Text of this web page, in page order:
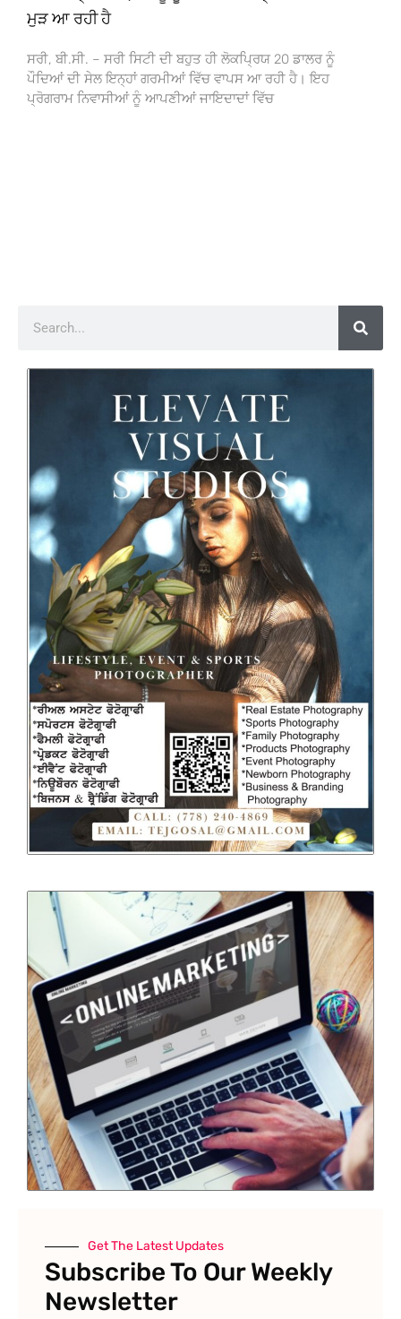
ਮੁੜ ਆ ਰਹੀ ਹੈ
ਸਰੀ, ਬੀ.ਸੀ. – ਸਰੀ ਸਿਟੀ ਦੀ ਬਹੁਤ ਹੀ ਲੋਕਪ੍ਰਿਯ 20 ਡਾਲਰ ਨੂੰ
ਪੌਦਿਆਂ ਦੀ ਸੇਲ ਇਨ੍ਹਾਂ ਗਰਮੀਆਂ ਵਿੱਚ ਵਾਪਸ ਆ ਰਹੀ ਹੈ। ਇਹ
ਪ੍ਰੋਗਰਾਮ ਨਿਵਾਸੀਆਂ ਨੂੰ ਆਪਣੀਆਂ ਜਾਇਦਾਦਾਂ ਵਿੱਚ
Get The Latest Updates
Subscribe To Our Weekly
Newsletter